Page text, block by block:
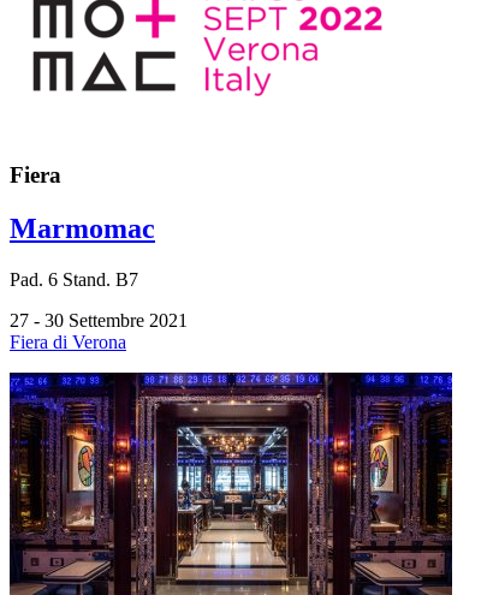
Fiera
Marmomac
Pad. 6 Stand. B7
27 - 30 Settembre 2021
Fiera di Verona